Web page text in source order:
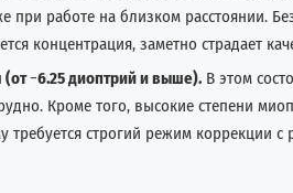
при работе на близком расстоянии.
концентрация, заметно страдает
(от−6.25 диоптрий и выше).В этом
Кроме того, высокие степени
требуется строгий режим коррекции